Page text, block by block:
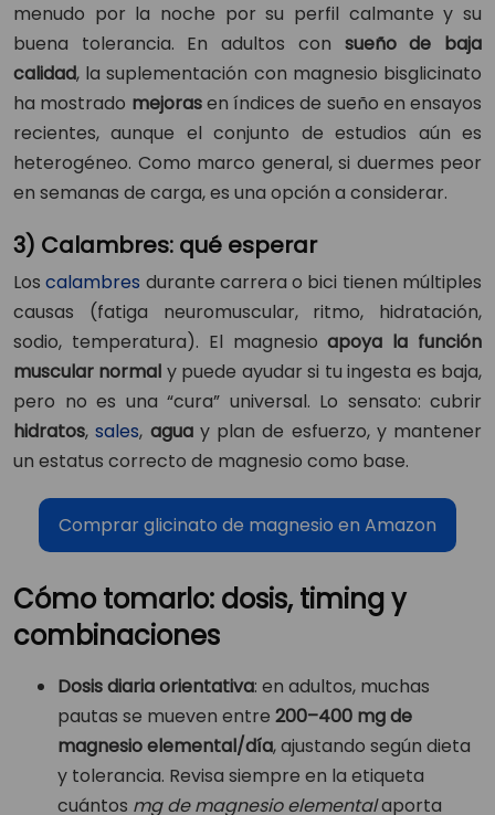
menudo por la noche por su perfil calmante y su
buena tolerancia. En adultos con sueño de baja
calidad, la suplementación con magnesio bisglicinato
ha mostrado mejorasen índices de sueño en ensayos
recientes, aunque el conjunto de estudios aún es
heterogéneo. Como marco general, si duermes peor
en semanas de carga, es una opción a considerar.
3) Calambres: qué esperar
Loscalambres durante carrera o bici tienen múltiples
causas (fatiga neuromuscular, ritmo, hidratación,
sodio, temperatura). El magnesioapoya la función
muscular normal y puede ayudar si tu ingesta es baja,
pero no es una “cura” universal. Lo sensato: cubrir
hidratos,sales, aguay plan de esfuerzo, y mantener
un estatus correcto de magnesio como base.
Comprar glicinato de magnesio en Amazon
Cómo tomarlo: dosis, timing y
combinaciones
Dosis diaria orientativa: en adultos, muchas
pautas se mueven entre 200–400 mg de
magnesio elemental/día, ajustando según dieta
y tolerancia. Revisa siempre en la etiqueta
cuántos mg de magnesio elementalaporta